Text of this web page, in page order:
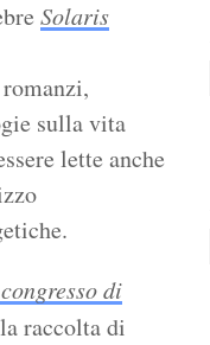
Solaris
sulla vita
lette anche
di
raccolta di